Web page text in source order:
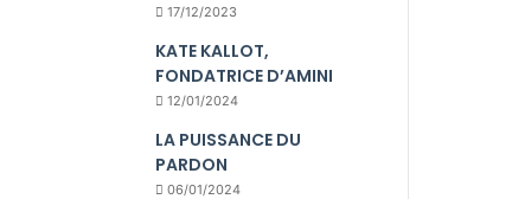
17/12/2023
KATE KALLOT,
FONDATRICE D’AMINI
12/01/2024
LA PUISSANCE DU
PARDON
06/01/2024